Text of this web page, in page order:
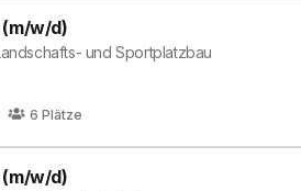
w/d)
und Sportplatzbau
6 Plätze
w/d)